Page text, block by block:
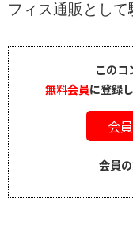
フィス通販とし
このコ
無料会員に登録
会
会員